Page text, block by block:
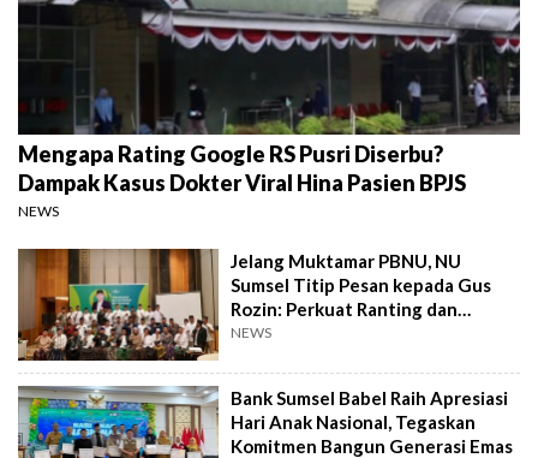
Mengapa Rating Google RS Pusri Diserbu?
Dampak Kasus Dokter Viral Hina Pasien BPJS
NEWS
Jelang Muktamar PBNU, NU
Sumsel Titip Pesan kepada Gus
Rozin: Perkuat Ranting dan
Pesantren
NEWS
Bank Sumsel Babel Raih Apresiasi
Hari Anak Nasional, Tegaskan
Komitmen Bangun Generasi Emas